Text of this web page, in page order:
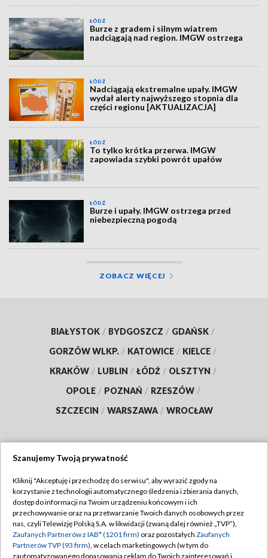
ŁÓDŹ
Burze z gradem i silnym wiatrem
nadciągają nad region. IMGW ostrzega
ŁÓDŹ
Nadciągają ekstremalne upały. IMGW
wydał alerty najwyższego stopnia dla
części regionu [AKTUALIZACJA]
ŁÓDŹ
To tylko krótka przerwa. IMGW
zapowiada szybki powrót upałów
ŁÓDŹ
Burze i upały. IMGW ostrzega przed
niebezpieczną pogodą
ZOBACZ WIĘCEJ
BIAŁYSTOK / BYDGOSZCZ / GDAŃSK /
GORZÓW WLKP. / KATOWICE / KIELCE /
KRAKÓW / LUBLIN / ŁÓDŹ / OLSZTYN /
OPOLE / POZNAŃ / RZESZÓW /
SZCZECIN / WARSZAWA / WROCŁAW
TVP
Abonament TVP
Emisja w TVP
Centrum informacji TVP
Regulamin TVP
Polityka prywatności
Moje zgody
Szanujemy Twoją prywatność
Kliknij "Akceptuję i przechodzę do serwisu", aby wyrazić zgody na
korzystanie z technologii automatycznego śledzenia i zbierania danych,
dostęp do informacji na Twoim urządzeniu końcowym i ich
przechowywanie oraz na przetwarzanie Twoich danych osobowych przez
nas, czyli Telewizję Polską S.A. w likwidacji (zwaną dalej również „TVP”),
Zaufanych Partnerów z IAB* (1201 firm) oraz pozostałych Zaufanych
Partnerów TVP (93 firm), w celach marketingowych (w tym do
zautomatyzowanego dopasowania reklam do Twoich zainteresowań i